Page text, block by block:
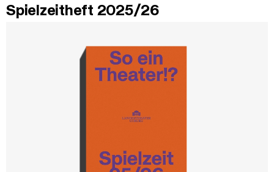
Spielzeitheft 2025/26